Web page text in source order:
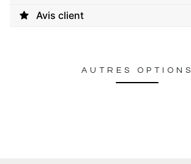
Avis client
AUTRES OPTIONS